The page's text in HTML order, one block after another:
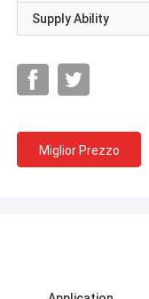
Supply Ability
Miglior Prezzo